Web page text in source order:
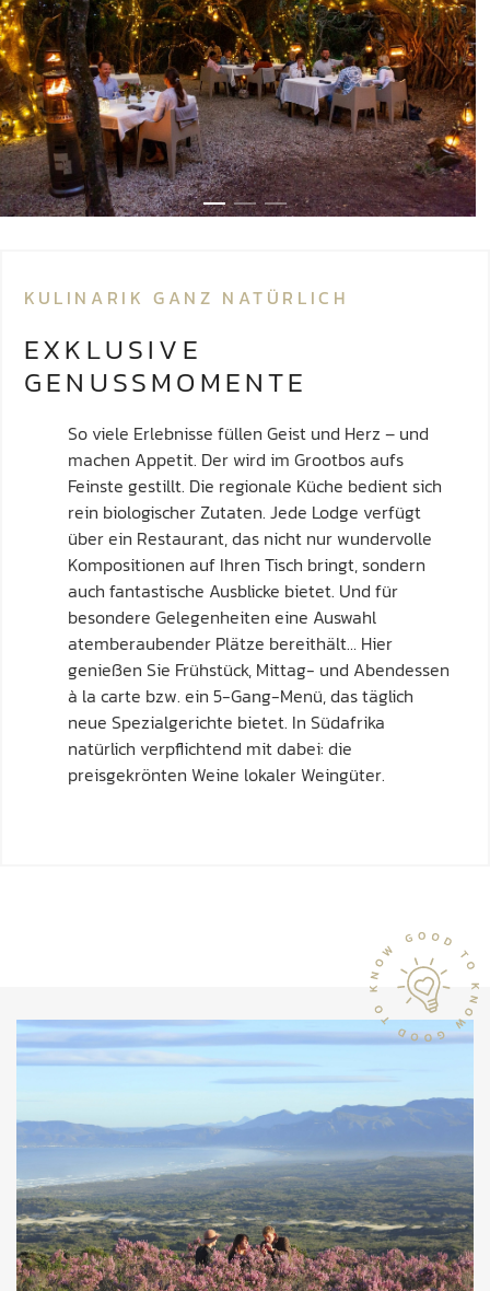
KULINARIK GANZ NATÜRLICH
EXKLUSIVE
GENUSSMOMENTE
So viele Erlebnisse füllen Geist und Herz – und
machen Appetit. Der wird im Grootbos aufs
Feinste gestillt. Die regionale Küche bedient sich
rein biologischer Zutaten. Jede Lodge verfügt
über ein Restaurant, das nicht nur wundervolle
Kompositionen auf Ihren Tisch bringt, sondern
auch fantastische Ausblicke bietet. Und für
besondere Gelegenheiten eine Auswahl
atemberaubender Plätze bereithält… Hier
genießen Sie Frühstück, Mittag- und Abendessen
à la carte bzw. ein 5-Gang-Menü, das täglich
neue Spezialgerichte bietet. In Südafrika
natürlich verpflichtend mit dabei: die
preisgekrönten Weine lokaler Weingüter.